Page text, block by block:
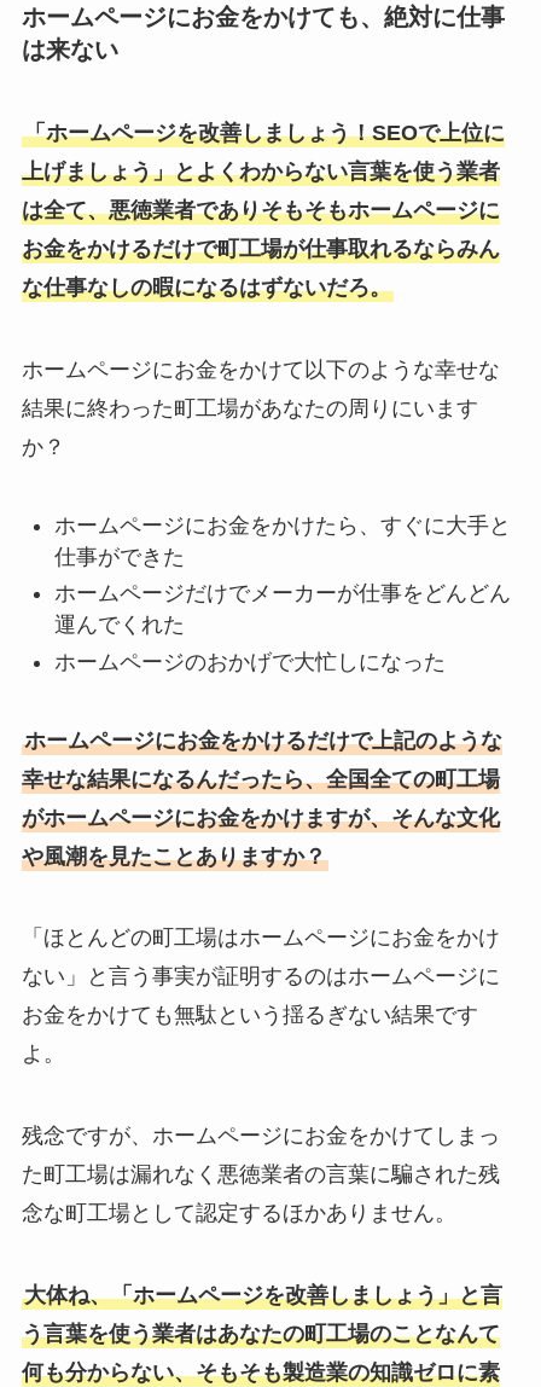
ホームページにお金をかけても、絶対に仕事
は来ない
「ホームページを改善しましょう！SEOで上位に
上げましょう」とよくわからない言葉を使う業者
は全て、悪徳業者でありそもそもホームページに
お金をかけるだけで町工場が仕事取れるならみん
な仕事なしの暇になるはずないだろ。
ホームページにお金をかけて以下のような幸せな
結果に終わった町工場があなたの周りにいます
か？
ホームページにお金をかけたら、すぐに大手と
仕事ができた
ホームページだけでメーカーが仕事をどんどん
運んでくれた
ホームページのおかげで大忙しになった
ホームページにお金をかけるだけで上記のような
幸せな結果になるんだったら、全国全ての町工場
がホームページにお金をかけますが、そんな文化
や風潮を見たことありますか？
「ほとんどの町工場はホームページにお金をかけ
ない」と言う事実が証明するのはホームページに
お金をかけても無駄という揺るぎない結果です
よ。
残念ですが、ホームページにお金をかけてしまっ
た町工場は漏れなく悪徳業者の言葉に騙された残
念な町工場として認定するほかありません。
大体ね、「ホームページを改善しましょう」と言
う言葉を使う業者はあなたの町工場のことなんて
何も分からない、そもそも製造業の知識ゼロに素